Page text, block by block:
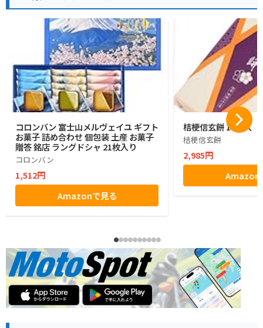
コロンバン 富士山メルヴェイユ ギフト
お菓子 詰め合わせ 個包装 土産 お菓子
贈答 銘店 ラングドシャ 21枚入り
コロンバン
1,512円
Amazonで見る
桔梗信玄餅 10個入
桔梗信玄餅
2,985円
Amazon